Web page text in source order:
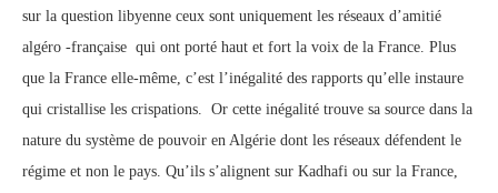
sur la question libyenne ceux sont uniquement les réseaux d’amitié
algéro -française qui ont porté haut et fort la voix de la France. Plus
que la France elle-même, c’est l’inégalité des rapports qu’elle instaure
qui cristallise les crispations. Or cette inégalité trouve sa source dans la
nature du système de pouvoir en Algérie dont les réseaux défendent le
régime et non le pays. Qu’ils s’alignent sur Kadhafi ou sur la France,